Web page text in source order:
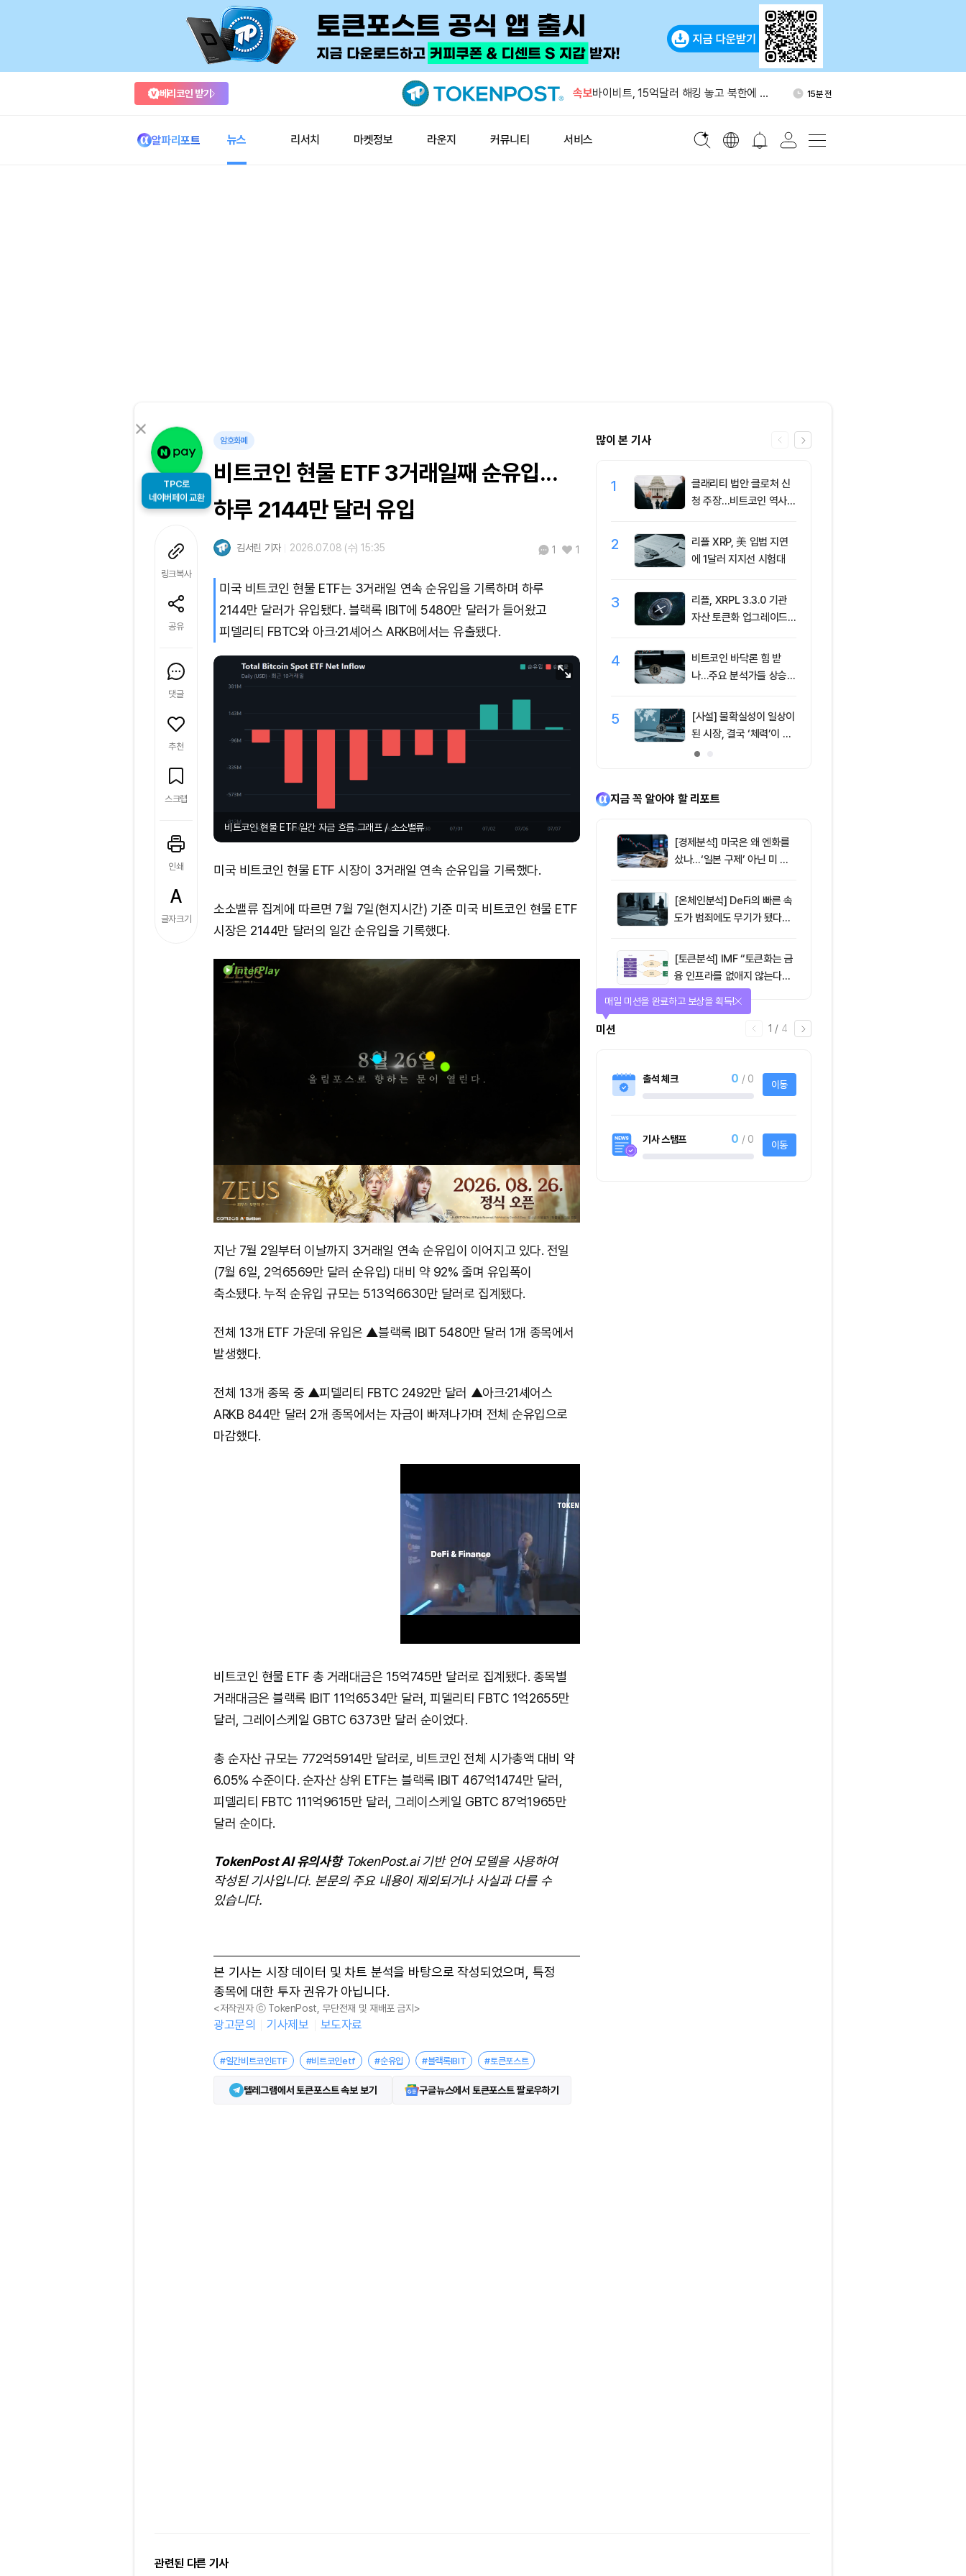
베리코인 받기 속보
패스포트 프라임, KeyOS 1.3.1 출시…니
48분 전
바이비트, 15억달러 해킹 놓고 북한에 민
15분 전
알파리포트 뉴스 리서치 마켓정보 라운지 커뮤니티 서비스
TPC로
네이버페이 교환
링크복사
공유
댓글
추천
스크랩
인쇄
글자크기
암호화폐
비트코인 현물 ETF 3거래일째 순유입...
하루 2144만 달러 유입
김서린 기자 2026.07.08 (수) 15:35 1 1
미국 비트코인 현물 ETF는 3거래일 연속 순유입을 기록하며 하루
2144만 달러가 유입됐다. 블랙록 IBIT에 5480만 달러가 들어왔고
피델리티 FBTC와 아크·21셰어스 ARKB에서는 유출됐다.
비트코인 현물 ETF 일간 자금 흐름 그래프 / 소소밸류
미국 비트코인 현물 ETF 시장이 3거래일 연속 순유입을 기록했다.
소소밸류 집계에 따르면 7월 7일(현지시간) 기준 미국 비트코인 현물 ETF
시장은 2144만 달러의 일간 순유입을 기록했다.
지난 7월 2일부터 이날까지 3거래일 연속 순유입이 이어지고 있다. 전일
(7월 6일, 2억6569만 달러 순유입) 대비 약 92% 줄며 유입폭이
축소됐다. 누적 순유입 규모는 513억6630만 달러로 집계됐다.
전체 13개 ETF 가운데 유입은 ▲블랙록 IBIT 5480만 달러 1개 종목에서
발생했다.
전체 13개 종목 중 ▲피델리티 FBTC 2492만 달러 ▲아크·21셰어스
ARKB 844만 달러 2개 종목에서는 자금이 빠져나가며 전체 순유입으로
마감했다.
M
e
비트코인 현물 ETF 총 거래대금은 15억745만 달러로 집계됐다. 종목별
거래대금은 블랙록 IBIT 11억6534만 달러, 피델리티 FBTC 1억2655만
달러, 그레이스케일 GBTC 6373만 달러 순이었다.
총 순자산 규모는 772억5914만 달러로, 비트코인 전체 시가총액 대비 약
6.05% 수준이다. 순자산 상위 ETF는 블랙록 IBIT 467억1474만 달러,
피델리티 FBTC 111억9615만 달러, 그레이스케일 GBTC 87억1965만
달러 순이다.
TokenPost AI 유의사항TokenPost.ai 기반 언어 모델을 사용하여
작성된 기사입니다. 본문의 주요 내용이 제외되거나 사실과 다를 수
있습니다.
본 기사는 시장 데이터 및 차트 분석을 바탕으로 작성되었으며, 특정
종목에 대한 투자 권유가 아닙니다.
<저작권자 ⓒ TokenPost, 무단전재 및 재배포 금지>
광고문의 기사제보 보도자료
#일간비트코인ETF #비트코인etf #순유입 #블랙록IBIT #토큰포스트
텔레그램에서 토큰포스트 속보 보기 구글뉴스에서 토큰포스트 팔로우하기
많이 본 기사
1
클래리티 법안 클로처 신
청 주장…비트코인 역사가
2
리플 XRP, 美 입법 지연
에 1달러 지지선 시험대
3
리플, XRPL 3.3.0 기관
자산 토큰화 업그레이드
러 지지
4
비트코인 바닥론 힘 받
나…주요 분석가들 상승
5
[사설] 불확실성이 일상이
된 시장, 결국 ‘체력’이 승
부 가른다
지금 꼭 알아야 할 리포트
[경제분석] 미국은 왜 엔화를
샀나…‘일본 구제’ 아닌 미 국
[온체인분석] DeFi의 빠른 속
도가 범죄에도 무기가 됐다…
[토큰분석] IMF “토큰화는 금
융 인프라를 없애지 않는다…
‘하이브리드 FMI’로 재편할
1 / 4
미션
매일 미션을 완료하고 보상을 획득!
출석 체크 0 / 0 이동
기사 스탬프 0 / 0 이동
관련된 다른 기사